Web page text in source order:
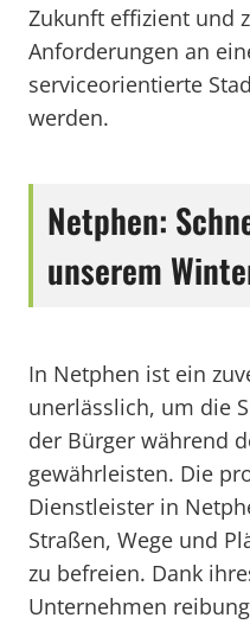
Zukunft effizient und
Anforderungen an
serviceorientierte
werden.
Netphen:
unserem
In Netphen ist ein
unerlässlich, um die
der Bürger während
gewährleisten. Die
Dienstleister in
Straßen, Wege und
zu befreien. Dank
Unternehmen